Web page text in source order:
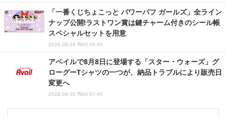
「一番くじちょこっと パワーパフ ガールズ」全ライン
ナップ公開!ラストワン賞は鍵チャーム付きのシール帳
スペシャルセットを用意
2026.08.05 Wed 09:45
アベイルで8月8日に登場する「スター・ウォーズ」グ
ローグーTシャツの一つが、納品トラブルにより販売日
変更へ
2026.08.05 Wed 01:45